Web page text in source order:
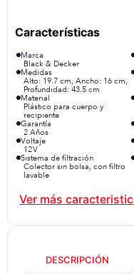
Marca
Black & Decker
Medidas
Alto: 19.7 cm, Ancho: 16 cm,
Profundidad: 43.5 cm
Material
Plástico para cuerpo y
recipiente
Garantía
2 Años
Voltaje
12 V
Sistema de filtración
Colector sin bolsa, con filtro
lavable
Es inalámbrico
DESCRIPCIÓN